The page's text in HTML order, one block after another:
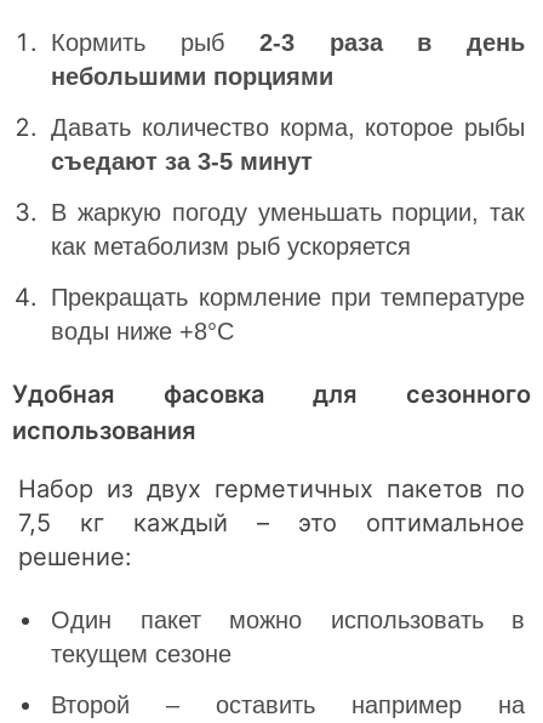
Кормить рыб 2-3 раза в день
небольшими порциями
Давать количество корма, которое рыбы
съедают за 3-5 минут
В жаркую погоду уменьшать порции, так
как метаболизм рыб ускоряется
Прекращать кормление при температуре
воды ниже +8°C
Удобная фасовка для сезонного
использования
Набор из двух герметичных пакетов по
7,5 кг каждый – это оптимальное
решение:
Один пакет можно использовать в
текущем сезоне
Второй – оставить например на